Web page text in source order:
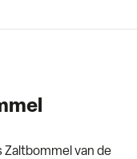
Zaltbommel van de